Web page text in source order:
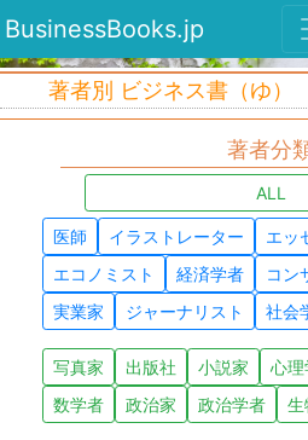
BusinessBooks.jp
著者別 ビジネス書（ゆ）
著者分
ALL
医師 イラストレーター
エッ
エコノミスト
経済学者 コン
実業家
ジャーナリスト 社会
写真家 出版社 小説家 心
数学者
政治家 政治学者 生